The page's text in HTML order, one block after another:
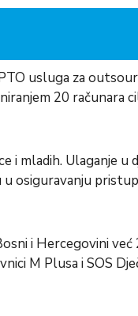
usluga za
20 računara
i mladih. Ulaganje u
osiguravanju
i Hercegovini već
M Plusa i SOS